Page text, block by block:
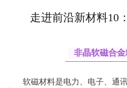
走进前沿新材料10
非晶软磁合
软磁材料是电力、电子、通